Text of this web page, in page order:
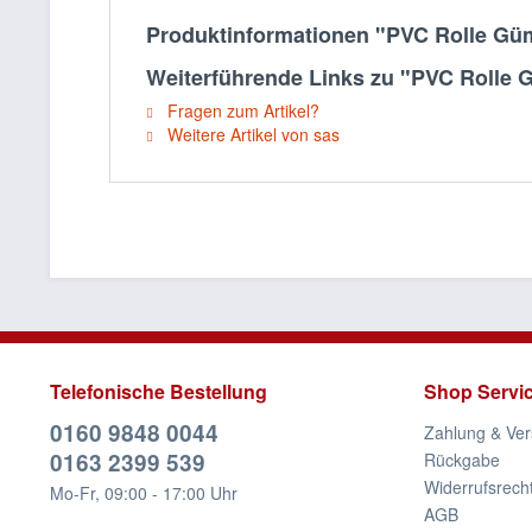
Produktinformationen "PVC Rolle
Weiterführende Links zu "PVC Rolle
Fragen zum Artikel?
Weitere Artikel von sas
Telefonische Bestellung
0160 9848 0044
0163 2399 539
Mo-Fr, 09:00 - 17:00 Uhr
Shop
Zahlung &
Rückgabe
AGB